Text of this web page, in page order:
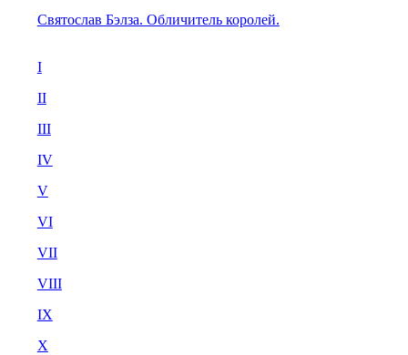
Святослав Бэлза. Обличитель королей.
I
II
III
IV
V
VI
VII
VIII
IX
X